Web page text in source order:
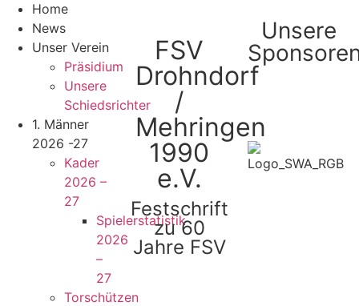
Home
News
Unser Verein
Präsidium
Unsere
Schiedsrichter
1. Männer
2026 -27
Kader
2026 –
27
Spielerstatistik
2026
–
27
Torschützen
FSV
Drohndorf
/
Mehringen
1990
e.V.
Festschrift
zu 60
Jahre FSV
Unsere